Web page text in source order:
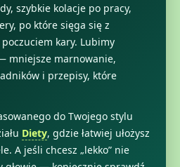
szybkie kolacje po pracy,
po które sięga się z
kary. Lubimy
mniejsze marnowanie,
i przepisy, które
do Twojego stylu
Diety, gdzie łatwiej ułożysz
A jeśli chcesz „lekko” nie